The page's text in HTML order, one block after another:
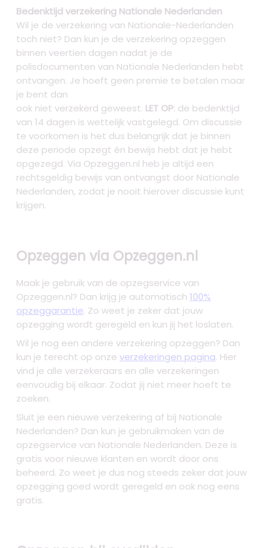
Bedenktijd verzekering Nationale Nederlanden
Wil je de verzekering van Nationale-Nederlanden
toch niet? Dan kun je de verzekering opzeggen
binnen veertien dagen nadat je de
polisdocumenten van Nationale Nederlanden hebt
ontvangen. Je hoeft geen premie te betalen maar
je bent dan
ook niet verzekerd geweest. LET OP: de bedenktijd
van 14 dagen is wettelijk vastgelegd. Om discussie
te voorkomen is het dus belangrijk dat je binnen
deze periode opzegt én bewijs hebt dat je hebt
opgezegd. Via Opzeggen.nl heb je altijd een
rechtsgeldig bewijs van ontvangst door Nationale
Nederlanden, zodat je nooit hierover discussie kunt
krijgen.
Opzeggen via Opzeggen.nl
Maak je gebruik van de opzegservice van
Opzeggen.nl? Dan krijg je automatisch100%
opzeggarantie. Zo weet je zeker dat jouw
opzegging wordt geregeld en kun jij het loslaten.
Wil je nog een andere verzekering opzeggen? Dan
kun je terecht op onzeverzekeringen pagina. Hier
vind je alle verzekeraars en alle verzekeringen
eenvoudig bij elkaar. Zodat jij niet meer hoeft te
zoeken.
Sluit je een nieuwe verzekering af bij Nationale
Nederlanden? Dan kun je gebruikmaken van de
opzegservice van Nationale Nederlanden. Deze is
gratis voor nieuwe klanten en wordt door ons
beheerd. Zo weet je dus nog steeds zeker dat jouw
opzegging goed wordt geregeld en ook nog eens
gratis.